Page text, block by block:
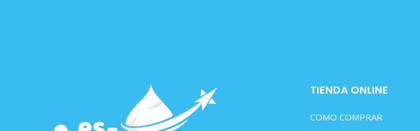
TIENDA ONLINE
COMO COMPRAR